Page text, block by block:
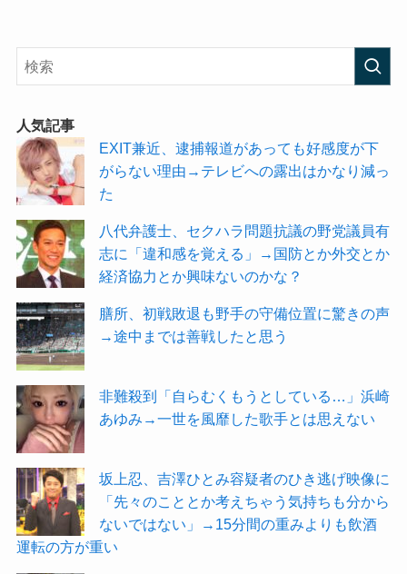
人気記事
EXIT兼近、逮捕報道があっても好感度が下
がらない理由→テレビへの露出はかなり減っ
た
八代弁護士、セクハラ問題抗議の野党議員有
志に「違和感を覚える」→国防とか外交とか
経済協力とか興味ないのかな？
膳所、初戦敗退も野手の守備位置に驚きの声
→途中までは善戦したと思う
非難殺到「自らむくもうとしている…」浜崎
あゆみ→一世を風靡した歌手とは思えない
坂上忍、吉澤ひとみ容疑者のひき逃げ映像に
「先々のこととか考えちゃう気持ちも分から
ないではない」→15分間の重みよりも飲酒
運転の方が重い